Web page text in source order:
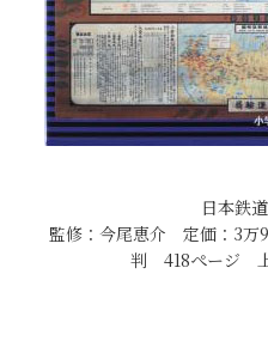
日本鉄
監修：今尾恵介 定価：3
判 418ぺージ